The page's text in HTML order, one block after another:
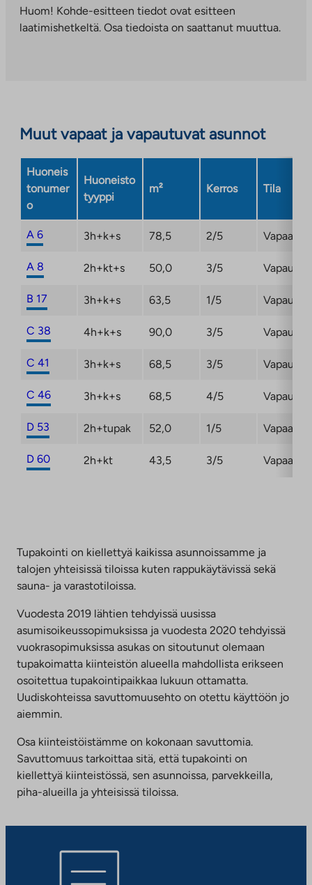
on n. 1,8–2,0 metriä ja sen on täytetty
Päijännetunnelista tulevalla järvivedellä.
hallinnassa suositaan luonnonmukaisia
ulkopuoliseen
palveluun.
Huom! Kohde-esitteen tiedot ovat esitteen
laatimishetkeltä. Osa tiedoista on saattanut muuttua.
Muut vapaat ja vapautuvat asunnot
Huoneis
tonumer
o
Huoneisto
tyyppi
m² Kerros Tila
A 6 3h+k+s 78,5 2/5 Vapaa
A 8 2h+kt+s 50,0 3/5
B 17 3h+k+s 63,5 1/5
C 38 4h+k+s 90,0 3/5
C 41 3h+k+s 68,5 3/5
C 46 3h+k+s 68,5 4/5
D 53 2h+tupak 52,0 1/5 Vapaa
D 60 2h+kt 43,5 3/5 Vapaa
Tupakointi on kiellettyä kaikissa asunnoissamme ja
talojen yhteisissä tiloissa kuten rappukäytävissä sekä
sauna- ja varastotiloissa.
Vuodesta 2019 lähtien tehdyissä uusissa
asumisoikeussopimuksissa ja vuodesta 2020 tehdyissä
vuokrasopimuksissa asukas on sitoutunut olemaan
tupakoimatta kiinteistön alueella mahdollista erikseen
osoitettua tupakointipaikkaa lukuun ottamatta.
Uudiskohteissa savuttomuusehto on otettu käyttöön jo
aiemmin.
Osa kiinteistöistämme on kokonaan savuttomia.
Savuttomuus tarkoittaa sitä, että tupakointi on
kiellettyä kiinteistössä, sen asunnoissa, parvekkeilla,
piha-alueilla ja yhteisissä tiloissa.